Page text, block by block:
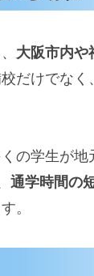
大阪市内や
だけでな
の学生が
通学時間の
。